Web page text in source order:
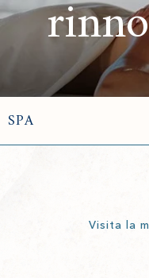
Visita la